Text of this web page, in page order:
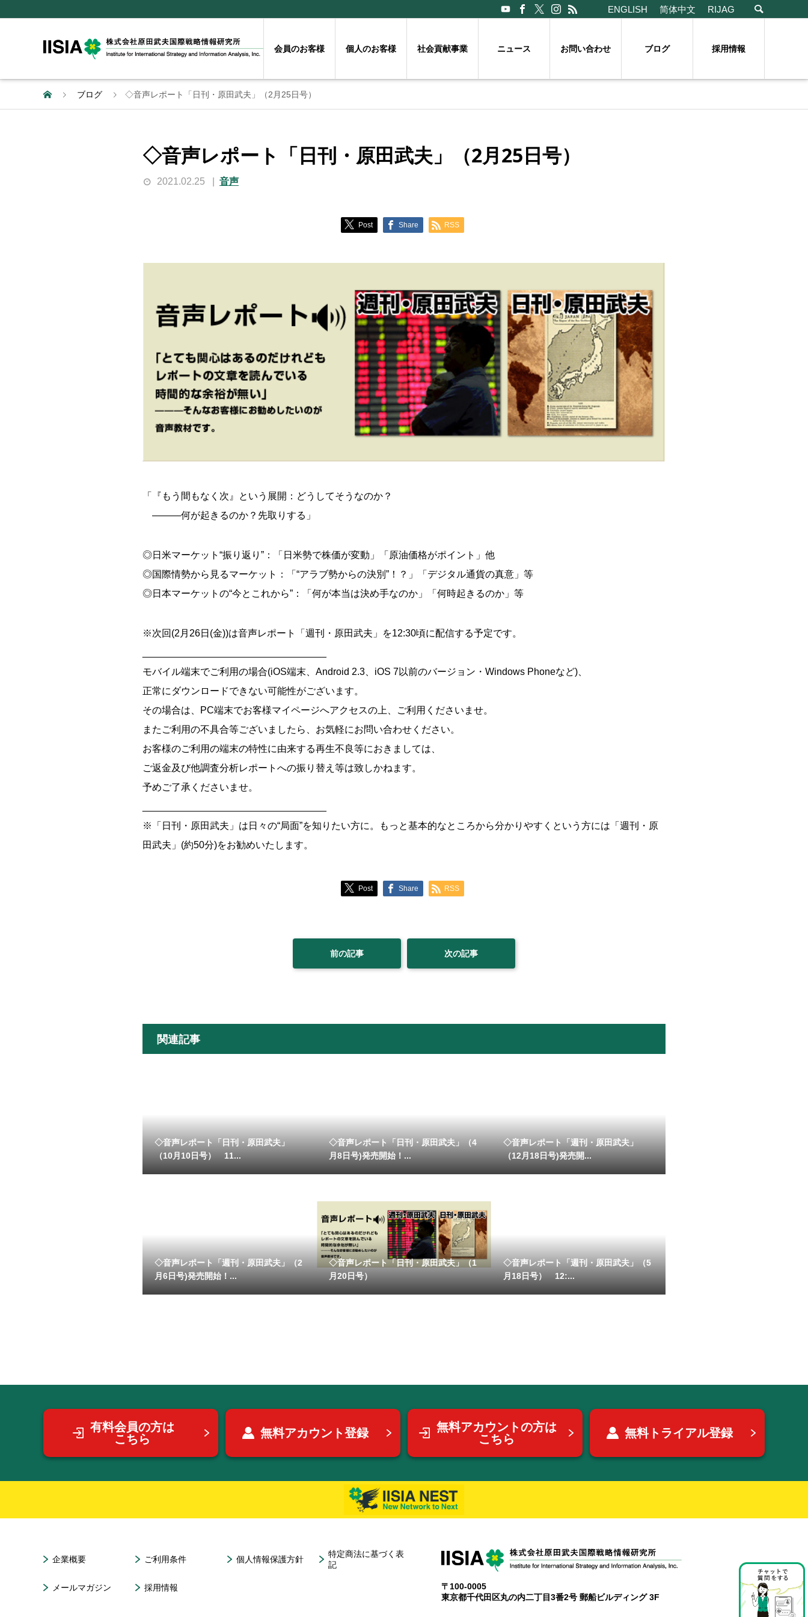
ENGLISH 简体中文 RIJAG
会員のお客様 個人のお客様 社会貢献事業 ニュース お問い合わせ ブログ 採用情報
ブログ ◇音声レポート「日刊・原田武夫」（2月25日号）
◇音声レポート「日刊・原田武夫」（2月25日号）
2021.02.25 音声
Post Share RSS
「『もう間もなく次』という展開：どうしてそうなのか？
―――何が起きるのか？先取りする」
◎日米マーケット“振り返り”：「日米勢で株価が変動」「原油価格がポイント」他
◎国際情勢から見るマーケット：「“アラブ勢からの決別”！？」「デジタル通貨の真意」等
◎日本マーケットの“今とこれから”：「何が本当は決め手なのか」「何時起きるのか」等
※次回(2月26日(金))は音声レポート「週刊・原田武夫」を12:30頃に配信する予定です。
モバイル端末でご利用の場合(iOS端末、Android 2.3、iOS 7以前のバージョン・Windows Phoneなど)、
正常にダウンロードできない可能性がございます。
その場合は、PC端末でお客様マイページへアクセスの上、ご利用くださいませ。
またご利用の不具合等ございましたら、お気軽にお問い合わせください。
お客様のご利用の端末の特性に由来する再生不良等におきましては、
ご返金及び他調査分析レポートへの振り替え等は致しかねます。
予めご了承くださいませ。
※「日刊・原田武夫」は日々の“局面”を知りたい方に。もっと基本的なところから分かりやすくという方には「週刊・原
田武夫」(約50分)をお勧めいたします。
Post Share RSS
前の記事 次の記事
関連記事
◇音声レポート「日刊・原田武夫」
（10月10日号） 11...
◇音声レポート「日刊・原田武夫」（4
月8日号)発売開始！...
◇音声レポート「週刊・原田武夫」
（12月18日号)発売開...
◇音声レポート「週刊・原田武夫」（2
月6日号)発売開始！...
◇音声レポート「日刊・原田武夫」（1
月20日号）
◇音声レポート「週刊・原田武夫」（5
月18日号） 12:...
有料会員の方は
こちら
無料アカウント登録
無料アカウントの方は
こちら
無料トライアル登録
企業概要 ご利用条件 個人情報保護方針
特定商法に基づく表
記
メールマガジン 採用情報
〒100-0005
東京都千代田区丸の内二丁目3番2号 郵船ビルディング 3F